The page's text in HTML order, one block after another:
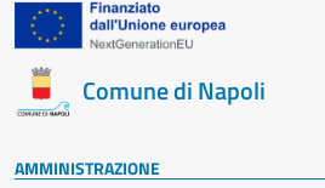
Comune di Napoli
AMMINISTRAZIONE